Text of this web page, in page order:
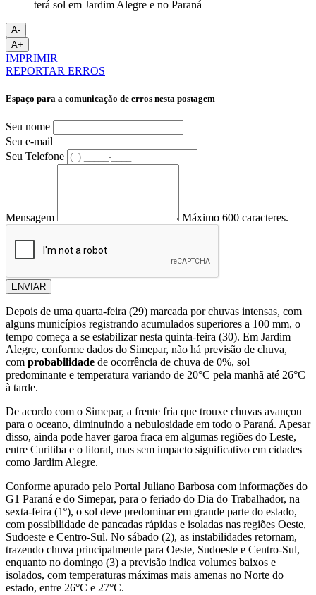
A-
A+
IMPRIMIR
REPORTAR ERROS
Espaço para a comunicação de erros nesta postagem
Seu nome
Seu e-mail
Seu Telefone
Mensagem Máximo 600 caracteres.
ENVIAR
Depois de uma quarta-feira (29) marcada por chuvas intensas, com
alguns municípios registrando acumulados superiores a 100 mm, o
tempo começa a se estabilizar nesta quinta-feira (30). Em Jardim
Alegre, conforme dados do Simepar, não há previsão de chuva,
com probabilidade de ocorrência de chuva de 0%, sol
predominante e temperatura variando de 20°C pela manhã até 26°C
à tarde.
De acordo com o Simepar, a frente fria que trouxe chuvas avançou
para o oceano, diminuindo a nebulosidade em todo o Paraná. Apesar
disso, ainda pode haver garoa fraca em algumas regiões do Leste,
entre Curitiba e o litoral, mas sem impacto significativo em cidades
como Jardim Alegre.
Conforme apurado pelo Portal Juliano Barbosa com informações do
G1 Paraná e do Simepar, para o feriado do Dia do Trabalhador, na
sexta-feira (1º), o sol deve predominar em grande parte do estado,
com possibilidade de pancadas rápidas e isoladas nas regiões Oeste,
Sudoeste e Centro-Sul. No sábado (2), as instabilidades retornam,
trazendo chuva principalmente para Oeste, Sudoeste e Centro-Sul,
enquanto no domingo (3) a previsão indica volumes baixos e
isolados, com temperaturas máximas mais amenas no Norte do
estado, entre 26°C e 27°C.